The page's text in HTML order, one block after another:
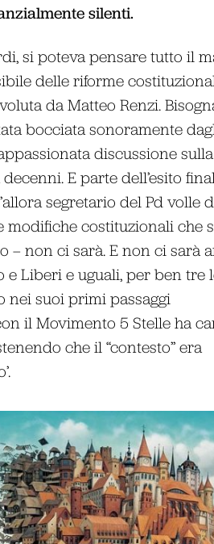
silenti.
si poteva pensare tutto il
delle riforme
da Matteo Renzi.
bocciata sonoramente
discussione sulla
E parte dell’esito
segretario del Pd volle
costituzionali che
– non ci sarà. E non ci sarà
Liberi e uguali, per ben tre
nei suoi primi passaggi
il Movimento 5 Stelle ha
che il “contesto” era